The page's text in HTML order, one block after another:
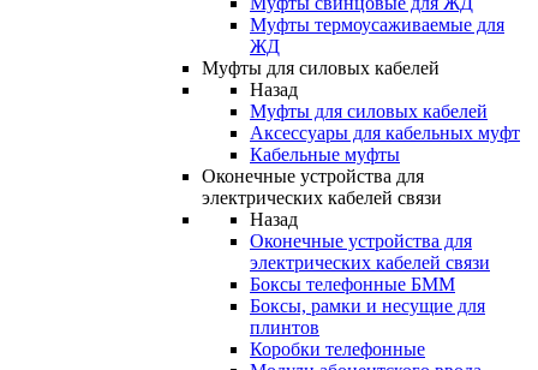
Муфты термоусаживаемые для
ЖД
Муфты для силовых кабелей
Назад
Муфты для силовых кабелей
Аксессуары для кабельных муфт
Кабельные муфты
Оконечные устройства для
электрических кабелей связи
Назад
Оконечные устройства для
электрических кабелей связи
Боксы телефонные БММ
Боксы, рамки и несущие для
плинтов
Коробки телефонные